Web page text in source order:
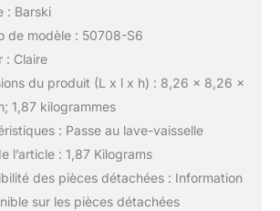
: Barski
de modèle : 50708-S6
: Claire
du produit (L x l x h) : 8,26 x 8,26 x
1,87 kilogrammes
: Passe au lave-vaisselle
l’article : 1,87 Kilograms
des pièces détachées : Information
sur les pièces détachées